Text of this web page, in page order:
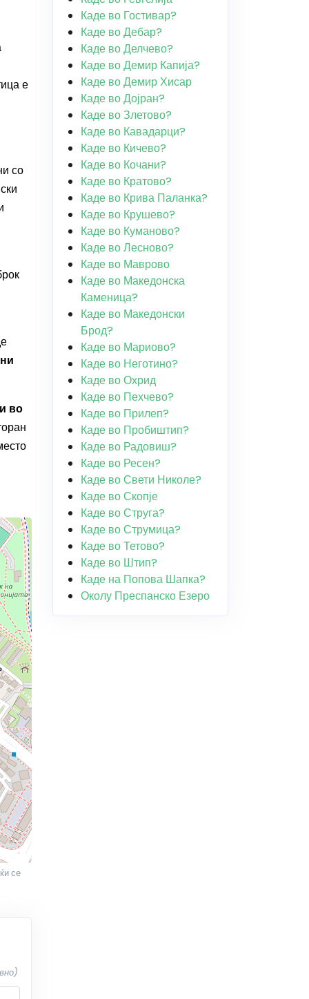
е
со
во
се
Каде во Гостивар?
Каде во Дебар?
Каде во Делчево?
Каде во Демир Капија?
Каде во Демир Хисар
Каде во Дојран?
Каде во Злетово?
Каде во Кавадарци?
Каде во Кичево?
Каде во Кочани?
Каде во Кратово?
Каде во Крива Паланка?
Каде во Крушево?
Каде во Куманово?
Каде во Лесново?
Каде во Маврово
Каде во Македонска
Каменица?
Каде во Македонски
Брод?
Каде во Мариово?
Каде во Неготино?
Каде во Охрид
Каде во Пехчево?
Каде во Прилеп?
Каде во Пробиштип?
Каде во Радовиш?
Каде во Ресен?
Каде во Свети Николе?
Каде во Скопје
Каде во Струга?
Каде во Струмица?
Каде во Тетово?
Каде во Штип?
Каде на Попова Шапка?
Околу Преспанско Езеро